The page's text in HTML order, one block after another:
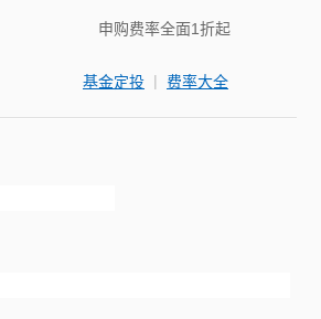
申购费率全面1折起
基金定投 | 费率大全